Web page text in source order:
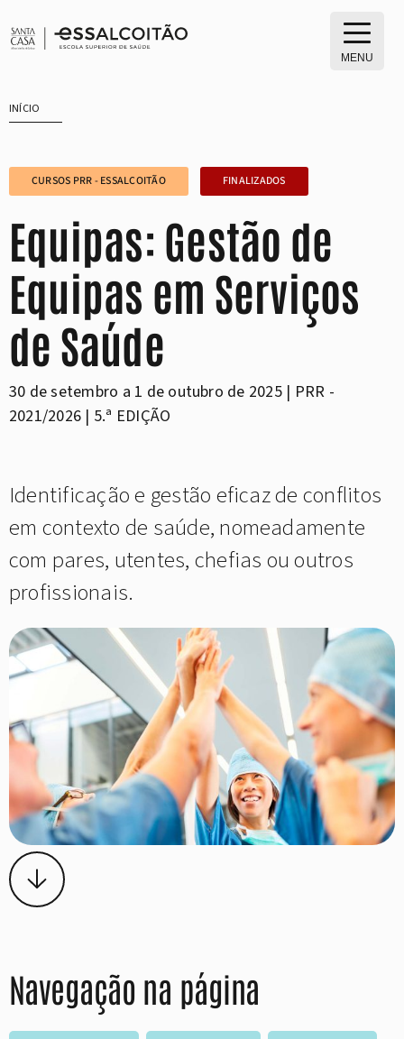
para
MENU
INÍCIO
CURSOS PRR - ESSALCOITÃO FINALIZADOS
Equipas: Gestão de
Equipas em Serviços
de Saúde
30 de setembro a 1 de outubro de 2025 | PRR -
2021/2026 | 5.ª EDIÇÃO
Identificação e gestão eficaz de conflitos
em contexto de saúde, nomeadamente
com pares, utentes, chefias ou outros
profissionais.
Navegação na página